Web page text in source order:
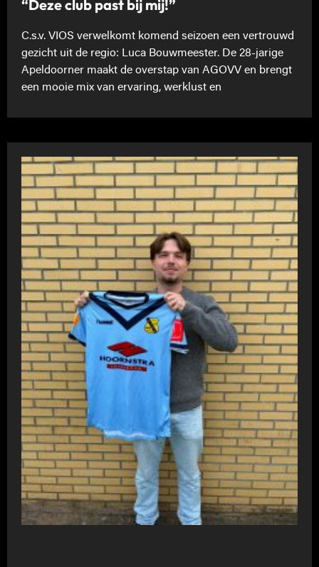
“Deze club past bij mij!”
C.s.v. VIOS verwelkomt komend seizoen een vertrouwd
gezicht uit de regio: Luca Bouwmeester. De 28-jarige
Apeldoorner maakt de overstap van AGOVV en brengt
een mooie mix van ervaring, werklust en